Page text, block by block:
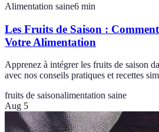
Alimentation saine6 min
Les Fruits de Saison :
Votre Alimentation
Apprenez à intégrer les fruits de saison
avec nos conseils pratiques et recettes
fruits de saisonalimentation saine
Aug 5